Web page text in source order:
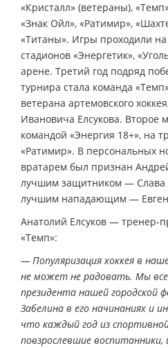
«Кристалл» (ветераны),
«Знак Ойл», «Ратимир»,
«Титаны». Игры проходили
стадионов «Энергетик»,
арене. Третий год подряд
турнира стала команда
ветерана артемовского
Ивановича Елсукова. Второе
командой «Энергия 18+», на
«Ратимир». В персональных
вратарем был признан
лучшим защитником — Слава
лучшим нападающим —
Анатолий Елсуков — тренер-
«Темп»:
— Популяризация хоккея в
не может не радовать. Мы
президента нашей городской
Забелина в его начинаниях и
что каждый год из
повзрослевшие